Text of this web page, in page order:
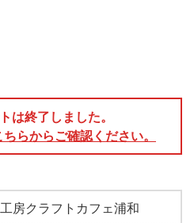
は終了しました。
らからご確認ください。
房クラフトカフェ浦和